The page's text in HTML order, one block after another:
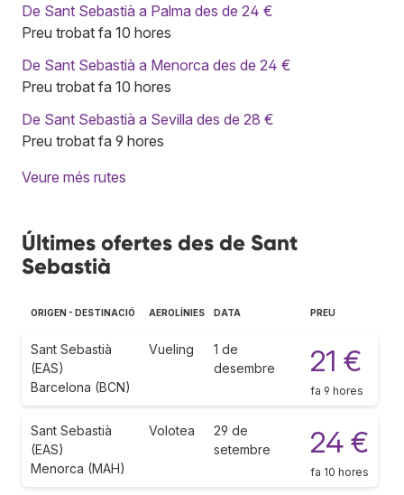
De Sant Sebastià a Palma des de 24 €
Preu trobat fa 10 hores
De Sant Sebastià a Menorca des de 24 €
Preu trobat fa 10 hores
De Sant Sebastià a Sevilla des de 28 €
Preu trobat fa 9 hores
Veure més rutes
Últimes ofertes des de Sant
Sebastià
ORIGEN - DESTINACIÓ AEROLÍNIES DATA PREU
Sant Sebastià
(EAS)
Barcelona (BCN)
Vueling
1 de
desembre
21 €
fa 9 hores
Sant Sebastià
(EAS)
Menorca (MAH)
Volotea
29 de
setembre
24 €
fa 10 hores